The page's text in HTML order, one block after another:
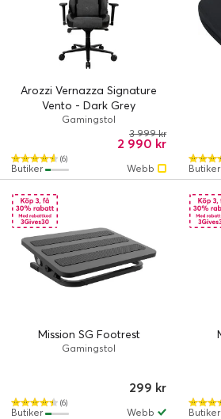
Arozzi Vernazza Signature
Vento - Dark Grey
Gamingstol
(6)
2 990 kr
3 999 kr
Webb
Butiker Butiker
Mission SG Footrest
Gamingstol
(6)
299 kr
Webb
Butiker Butiker